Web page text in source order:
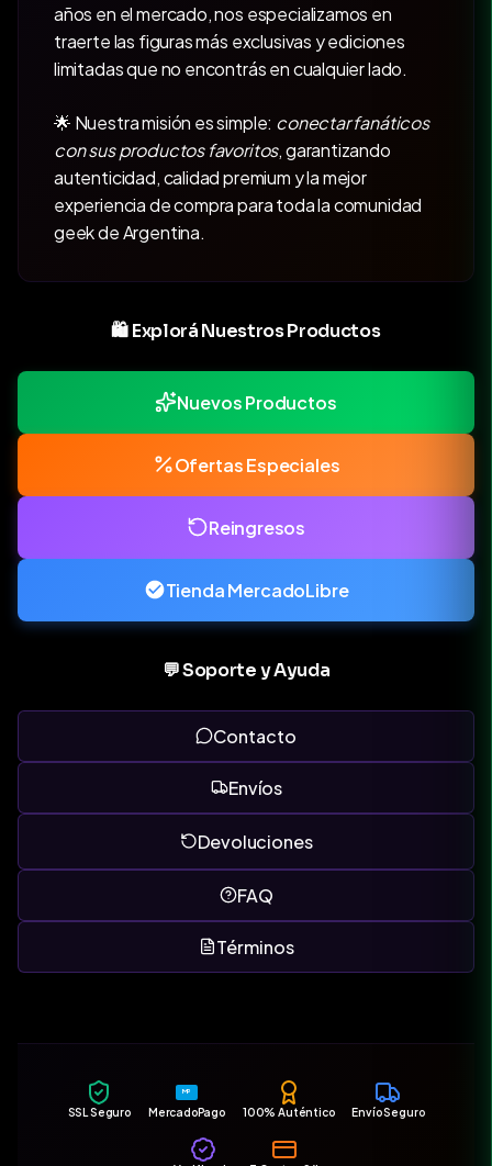
años en el mercado, nos especializamos en
traerte las figuras más exclusivas y ediciones
limitadas que no encontrás en cualquier lado.
🌟 Nuestra misión es simple: conectar fanáticos
con sus productos favoritos, garantizando
autenticidad, calidad premium y la mejor
experiencia de compra para toda la comunidad
geek de Argentina.
🛍️ Explorá Nuestros Productos
Nuevos Productos
Ofertas Especiales
Reingresos
Tienda MercadoLibre
💬 Soporte y Ayuda
Contacto
Envíos
Devoluciones
FAQ
Términos
SSL Seguro
MP
MercadoPago 100% Auténtico Envío Seguro